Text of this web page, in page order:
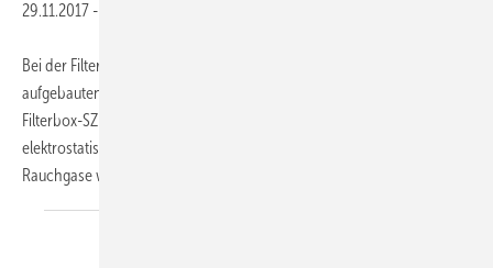
29.11.2017 -
Bei der Filterbox-SZ von Schräder handelt es sich um einen modular
aufgebauten Staubabscheider für größere Holzfeuerungen. Die
Filterbox-SZ kombiniert zwei bewährte Abscheideprinzipien: Einem
elektrostatischen Partikelabscheider ist ein Zyklon vorgeschaltet. Die
Rauchgase werden zunächst